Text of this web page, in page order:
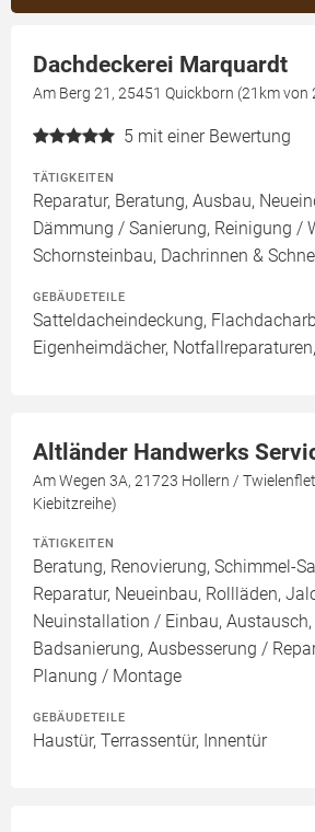
Dachdeckerei Marquardt
Am Berg 21, 25451 Quickborn (21km von
5 mit einer Bewertung
TÄTIGKEITEN
Reparatur, Beratung, Ausbau,
Dämmung / Sanierung, Reinigung /
Schornsteinbau, Dachrinnen &
GEBÄUDETEILE
Satteldacheindeckung,
Eigenheimdächer,
Altländer Handwerks
Am Wegen 3A, 21723 Hollern /
Kiebitzreihe)
TÄTIGKEITEN
Beratung, Renovierung, Schimmel-
Reparatur, Neueinbau, Rollläden,
Neuinstallation / Einbau,
Badsanierung, Ausbesserung /
Planung / Montage
GEBÄUDETEILE
Haustür, Terrassentür, Innentür